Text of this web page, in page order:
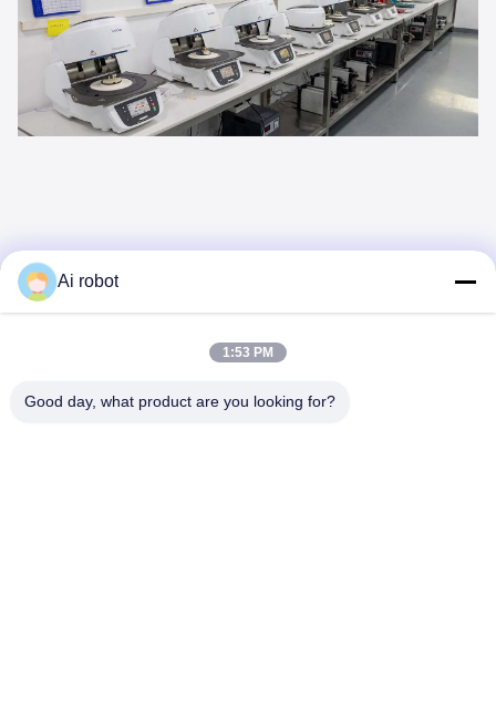
VIVI DENTAI
Ai robot
1:53 PM
Good day, what product are you looking for?